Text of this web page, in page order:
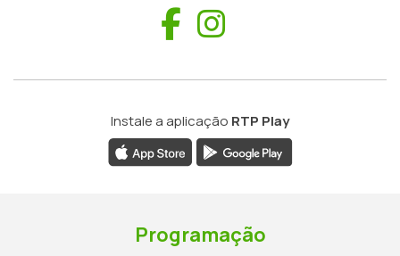
Facebook
Instale a aplicação RTP Play
Programação